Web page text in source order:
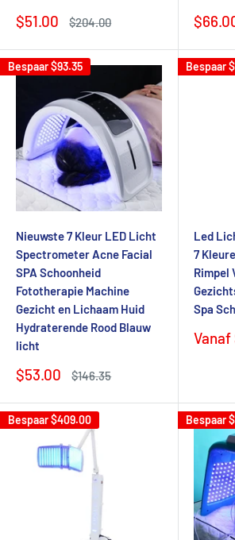
Verkoopprijs
$51.00
Normale
$204.00
Bespaar$93.35
Nieuwste 7 Kleur LED Licht
Spectrometer Acne Facial
SPA Schoonheid
Fototherapie Machine
Gezicht en Lichaam Huid
Hydraterende Rood Blauw
licht
Verkoopprijs
$53.00
Normale
$146.35
Bespaar
Led
7
Rimpel
Spa
Vanaf
Bespaar$409.00 Bespaar